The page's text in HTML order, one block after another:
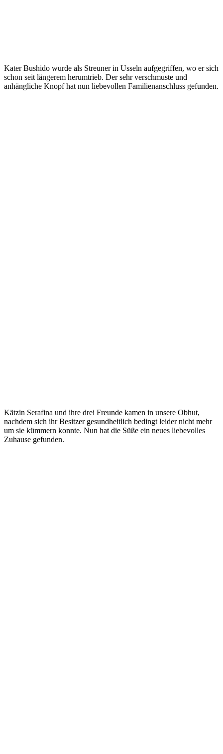
Kater Bushido wurde als Streuner in Usseln aufgegriffen, wo er sich
schon seit längerem herumtrieb. Der sehr verschmuste und
anhängliche Knopf hat nun liebevollen Familienanschluss gefunden.
Kätzin Serafina und ihre drei Freunde kamen in unsere Obhut,
nachdem sich ihr Besitzer gesundheitlich bedingt leider nicht mehr
um sie kümmern konnte. Nun hat die Süße ein neues liebevolles
Zuhause gefunden.